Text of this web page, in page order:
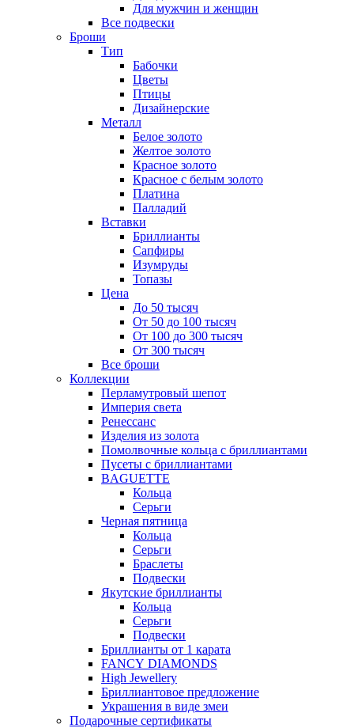
Для мужчин и женщин
Все подвески
Броши
Тип
Бабочки
Цветы
Птицы
Дизайнерские
Металл
Белое золото
Желтое золото
Красное золото
Красное с белым золото
Платина
Палладий
Вставки
Бриллианты
Сапфиры
Изумруды
Топазы
Цена
До 50 тысяч
От 50 до 100 тысяч
От 100 до 300 тысяч
От 300 тысяч
Все броши
Коллекции
Перламутровый шепот
Империя света
Ренессанс
Изделия из золота
Помолвочные кольца с бриллиантами
Пусеты с бриллиантами
BAGUETTE
Кольца
Серьги
Черная пятница
Кольца
Серьги
Браслеты
Подвески
Якутские бриллианты
Кольца
Серьги
Подвески
Бриллианты от 1 карата
FANCY DIAMONDS
High Jewellery
Бриллиантовое предложение
Украшения в виде змеи
Подарочные сертификаты